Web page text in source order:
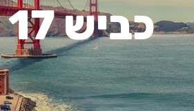
כביש 17 מייל